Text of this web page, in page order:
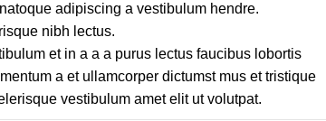
adipiscing a vestibulum hendre.
nibh lectus.
et in a a a purus lectus faucibus lobortis
a et ullamcorper dictumst mus et tristique
vestibulum amet elit ut volutpat.